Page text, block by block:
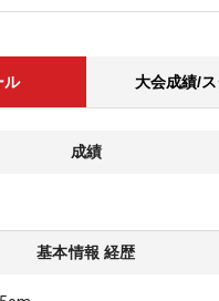
ル 大会成績/
成績
基本情報 経歴